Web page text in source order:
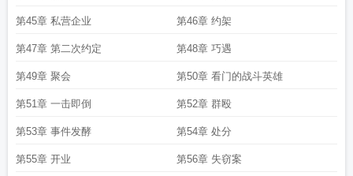
第45章 私营企业 第46章 约架
第47章 第二次约定 第48章 巧遇
第49章 聚会 第50章 看门的战斗英雄
第51章 一击即倒 第52章 群殴
第53章 事件发酵 第54章 处分
第55章 开业 第56章 失窃案